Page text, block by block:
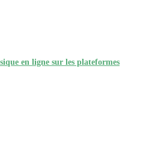
en ligne sur les plateformes